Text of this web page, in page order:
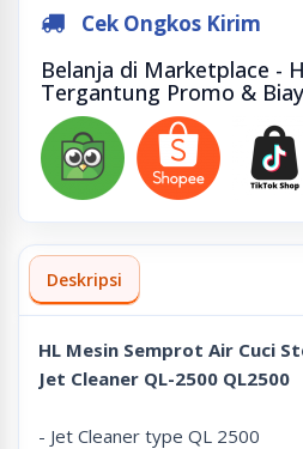
Cek Ongkos Kirim
Belanja di Marketplace -
Tergantung Promo &
Deskripsi
HL Mesin Semprot Air Cuci
Jet Cleaner QL-2500 QL2500
- Jet Cleaner type QL 2500